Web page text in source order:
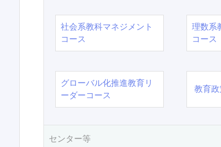
社会系教科マネジメント
コース
理数系
コース
グローバル化推進教育リ
ーダーコース
教育
センター等